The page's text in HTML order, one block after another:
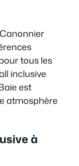
tous les
inclusive
est
atmosphère
à